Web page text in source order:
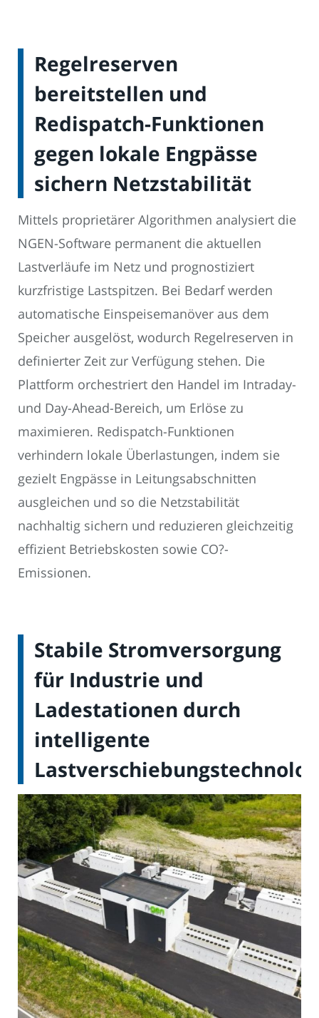
Regelreserven
bereitstellen und
Redispatch-Funktionen
gegen lokale Engpässe
sichern Netzstabilität
Mittels proprietärer Algorithmen analysiert die
NGEN-Software permanent die aktuellen
Lastverläufe im Netz und prognostiziert
kurzfristige Lastspitzen. Bei Bedarf werden
automatische Einspeisemanöver aus dem
Speicher ausgelöst, wodurch Regelreserven in
definierter Zeit zur Verfügung stehen. Die
Plattform orchestriert den Handel im Intraday-
und Day-Ahead-Bereich, um Erlöse zu
maximieren. Redispatch-Funktionen
verhindern lokale Überlastungen, indem sie
gezielt Engpässe in Leitungsabschnitten
ausgleichen und so die Netzstabilität
nachhaltig sichern und reduzieren gleichzeitig
effizient Betriebskosten sowie CO?-
Emissionen.
Stabile Stromversorgung
für Industrie und
Ladestationen durch
intelligente